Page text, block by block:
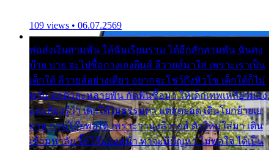
109 views • 06.07.2569
พ่อส่งเงินสามพัน ให้ฉันเรียนราม ได้อีกสักสามพัน ฉันคง
บ๊าย บาย จะไปซื้อกางเกงยีนส์ ลีวายส์มาใส่ เพราะเราเป็น
เด็กใต้ ลีวายส์อย่างเดียว อยากจะโชว์ถึงหิวโซ เด็กใต้ก็ไม่
หวั่น ตกตัวละหลายพัน กัดฟันซื้อมา ให้เด็กเทพเหลียวมอง
และต้องรู้ว่า เด็กใต้ไม่ธรรมดา แต่สุดยอด เดินโยกย้ายเย
ยวน กวนโอ๊ยพอได้ เพราะว่านุ่งลีวายส์ ตัวใหม่ใส่มา เดิน
เข้ามหาลัย จิ๊กโก๊มองหน้า ท่าจะมีปัญหา ไม่พอใจ ได้เป็น